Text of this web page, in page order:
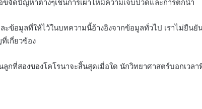
ขจัดปัญหาต่างๆเช่นการเผาไหม้ความเจ็บปวดและการตกน้ำ
ะข้อมูลที่ให้ไว้ในบทความนี้อ้างอิงจากข้อมูลทั่วไป เราไม่ยืนยั
เกี่ยวข้อง
ลูกที่สองของโคโรนาจะสิ้นสุดเมื่อใด นักวิทยาศาสตร์บอกเวลา